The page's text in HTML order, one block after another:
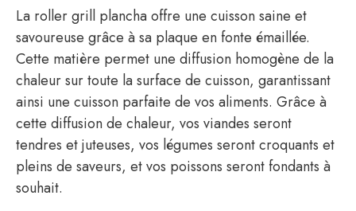
La roller grill plancha offre une cuisson saine et
savoureuse grâce à sa plaque en fonte émaillée.
Cette matière permet une diffusion homogène de la
chaleur sur toute la surface de cuisson, garantissant
ainsi une cuisson parfaite de vos aliments. Grâce à
cette diffusion de chaleur, vos viandes seront
tendres et juteuses, vos légumes seront croquants et
pleins de saveurs, et vos poissons seront fondants à
souhait.